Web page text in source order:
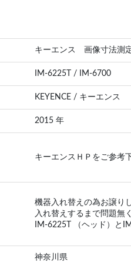
キーエンス 画像寸法測
IM-6225T / IM-6700
KEYENCE / キーエンス
2015 年
キーエンスＨＰをご参考
機器入れ替えの為お譲り
入れ替えするまで問題無
IM-6225T （ヘッド）と
神奈川県